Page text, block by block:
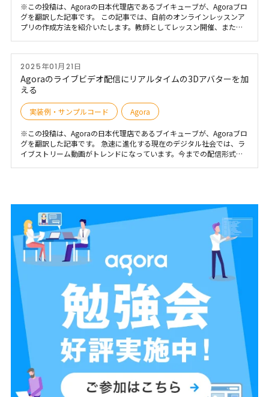
※この投稿は、Agoraの日本代理店であるブイキューブが、Agoraブロ
グを翻訳した記事です。 この記事では、自前のオンラインレッスンア
プリの作成方法を紹介いたします。教師としてレッスン開催、または
上で実施されるので、認証、ユーザー管理や支払い機能の他に多様な
リアルタイムの機能も含まれる包括的なアプリになります。
2025年01月21日
Agoraのライブビデオ配信にリアルタイムの3Dアバターを加
える
実装例・サンプルコード Agora
※この投稿は、Agoraの日本代理店であるブイキューブが、Agoraブロ
グを翻訳した記事です。 急速に進化する現在のデジタル社会では、ラ
イブストリーム動画がトレンドになっています。今までの配信形式よ